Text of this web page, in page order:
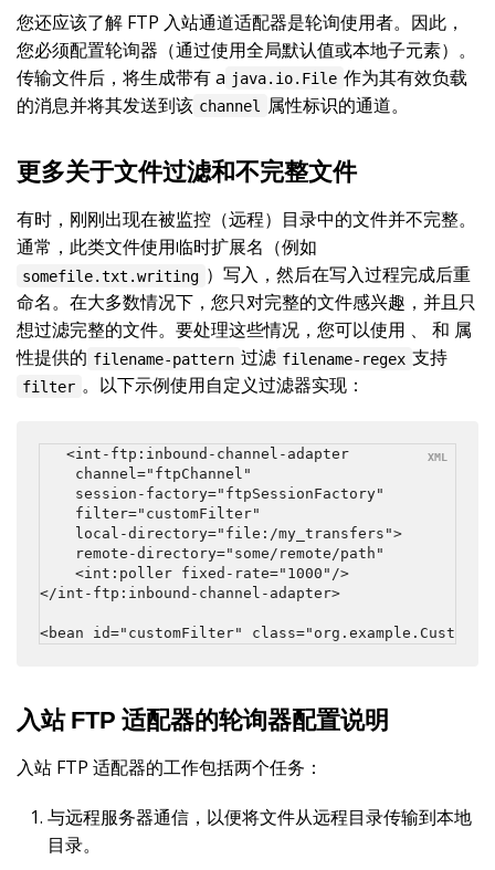
您还应该了解 FTP 入站通道适配器是轮询使用者。因此，
您必须配置轮询器（通过使用全局默认值或本地子元素）。
传输文件后，将生成带有 a java.io.File 作为其有效负载
的消息并将其发送到该 channel 属性标识的通道。
更多关于文件过滤和不完整文件
有时，刚刚出现在被监控（远程）目录中的文件并不完整。
通常，此类文件使用临时扩展名（例如
somefile.txt.writing ）写入，然后在写入过程完成后重
命名。在大多数情况下，您只对完整的文件感兴趣，并且只
想过滤完整的文件。要处理这些情况，您可以使用 、 和 属
性提供的 filename-pattern 过滤 filename-regex 支持
filter 。以下示例使用自定义过滤器实现：
<int-ftp:inbound-channel-adapter
    channel="ftpChannel"
    session-factory="ftpSessionFactory"
    filter="customFilter"
    local-directory="file:/my_transfers">
    remote-directory="some/remote/path"
    <int:poller fixed-rate="1000"/>
</int-ftp:inbound-channel-adapter>
<bean id="customFilter"
入站 FTP 适配器的轮询器配置说明
入站 FTP 适配器的工作包括两个任务：
与远程服务器通信，以便将文件从远程目录传输到本地
目录。